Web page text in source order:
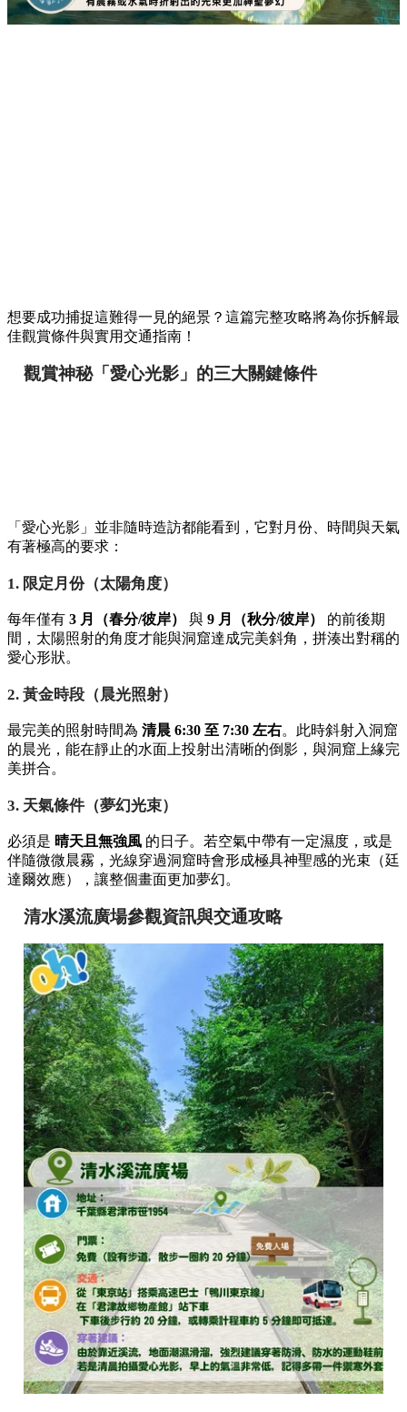
想要成功捕捉這難得一見的絕景？這篇完整攻略將為你拆解最
佳觀賞條件與實用交通指南！
觀賞神秘「愛心光影」的三大關鍵條件
「愛心光影」並非隨時造訪都能看到，它對月份、時間與天氣
有著極高的要求：
1. 限定月份（太陽角度）
每年僅有 3 月（春分/彼岸） 與 9 月（秋分/彼岸）
的前後期
間，太陽照射的角度才能與洞窟達成完美斜角，拼湊出對稱的
愛心形狀。
2. 黃金時段（晨光照射）
最完美的照射時間為 清晨 6:30 至 7:30 左右。此時斜射入洞窟
的晨光，能在靜止的水面上投射出清晰的倒影，與洞窟上緣完
美拼合。
3. 天氣條件（夢幻光束）
必須是 晴天且無強風 的日子。若空氣中帶有一定濕度，或是
伴隨微微晨霧，光線穿過洞窟時會形成極具神聖感的光束（廷
達爾效應），讓整個畫面更加夢幻。
清水溪流廣場參觀資訊與交通攻略